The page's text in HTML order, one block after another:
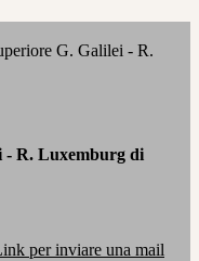
G. Galilei - R.
- R. Luxemburg di
per inviare una mail